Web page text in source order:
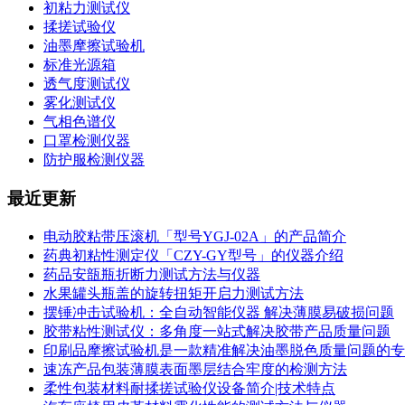
初粘力测试仪
揉搓试验仪
油墨摩擦试验机
标准光源箱
透气度测试仪
雾化测试仪
气相色谱仪
口罩检测仪器
防护服检测仪器
最近更新
电动胶粘带压滚机「型号YGJ-02A」的产品简介
药典初粘性测定仪「CZY-GY型号」的仪器介绍
药品安瓿瓶折断力测试方法与仪器
水果罐头瓶盖的旋转扭矩开启力测试方法
摆锤冲击试验机：全自动智能仪器 解决薄膜易破损问题
胶带粘性测试仪：多角度一站式解决胶带产品质量问题
印刷品摩擦试验机是一款精准解决油墨脱色质量问题的
速冻产品包装薄膜表面墨层结合牢度的检测方法
柔性包装材料耐揉搓试验仪设备简介|技术特点